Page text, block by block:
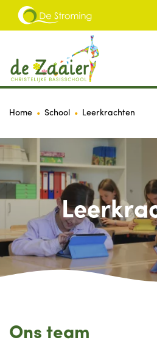
Home School Leerkrachten
Ons team